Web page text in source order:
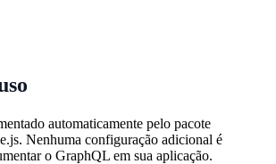
automaticamente pelo pacote
Nenhuma configuração adicional é
o GraphQL em sua aplicação.